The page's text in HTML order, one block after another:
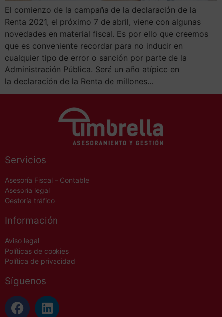
El comienzo de la campaña de la declaración de la
Renta 2021, el próximo 7 de abril, viene con algunas
novedades en material fiscal. Es por ello que creemos
que es conveniente recordar para no inducir en
cualquier tipo de error o sanción por parte de la
Administración Pública. Será un año atípico en
la declaración de la Renta de millones…
Servicios
Asesoría Fiscal – Contable
Asesoría legal
Gestoría tráfico
Información
Aviso legal
Políticas de cookies
Política de privacidad
Síguenos